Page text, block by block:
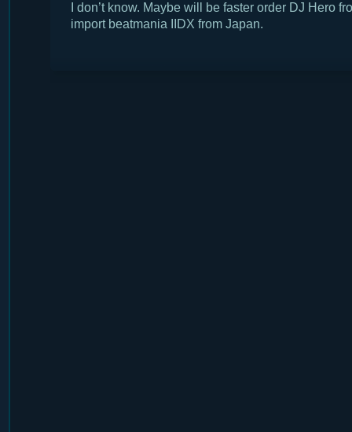
I don’t know. Maybe will be faster order DJ Hero
import beatmania IIDX from Japan.